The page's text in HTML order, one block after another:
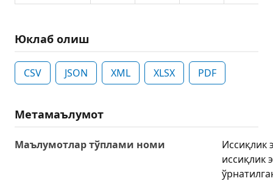
Юклаб олиш
CSV JSON XML XLSX PDF
Метамаълумот
Маълумотлар тўплами номи
Иссиқлик
иссиқлик